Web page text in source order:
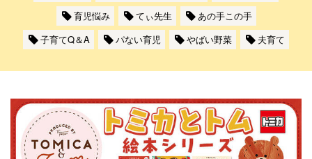
育児悩み
てぃ先生
あの手この手
子育てQ＆A
パない育児 やばい野菜 夫育て